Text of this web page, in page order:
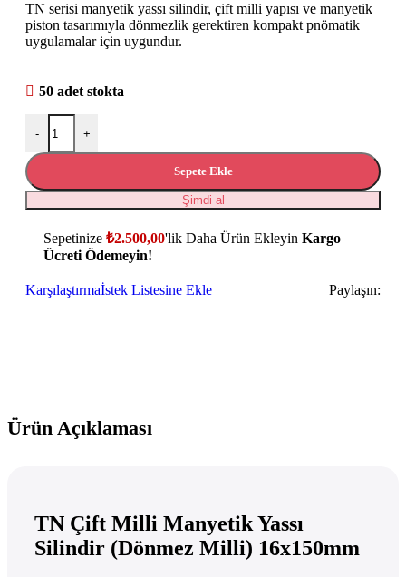
TN serisi manyetik yassı silindir, çift milli yapısı ve manyetik
piston tasarımıyla dönmezlik gerektiren kompakt pnömatik
uygulamalar için uygundur.
50 adet stokta
- +
Sepete Ekle
Şimdi al
Sepetinize ₺2.500,00'lik Daha Ürün Ekleyin Kargo
Ücreti Ödemeyin!
Karşılaştırmaİstek Listesine Ekle Paylaşın:
Ürün Açıklaması
TN Çift Milli Manyetik Yassı
Silindir (Dönmez Milli) 16x150mm